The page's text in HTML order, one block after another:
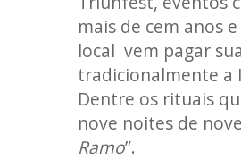
mais de cem anos
local vem pagar
tradicionalmente a
Dentre os rituais
nove noites de
Ramo”.